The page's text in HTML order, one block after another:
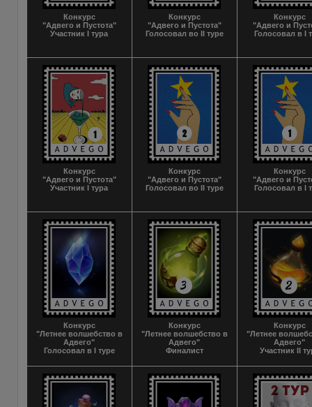
Конкурс
"Адвего и Пустота"
Участник I тура
Конкурс
"Адвего и Пустота"
Голосовал во II туре
Конкурс
"Адвего и
Голосовал в I
Конкурс
"Адвего и Пустота"
Участник I тура
Конкурс
"Адвего и Пустота"
Голосовал во II туре
Конкурс
"Адвего и
Голосовал в I
Конкурс
"Летнее волшебство в
Адвего"
Голосовал в I туре
Конкурс
"Летнее волшебство в
Адвего"
Финалист
Конкурс
"Летнее
Адвего"
Участник II